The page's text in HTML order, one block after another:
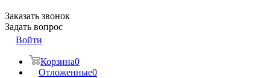
Заказать звонок
Задать вопрос
Войти
Корзина0
Отложенные0